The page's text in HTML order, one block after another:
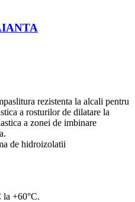
rezistenta la alcali pentru
a rosturilor de dilatare la
a zonei de imbinare
de hidroizolatii
la +60°C.